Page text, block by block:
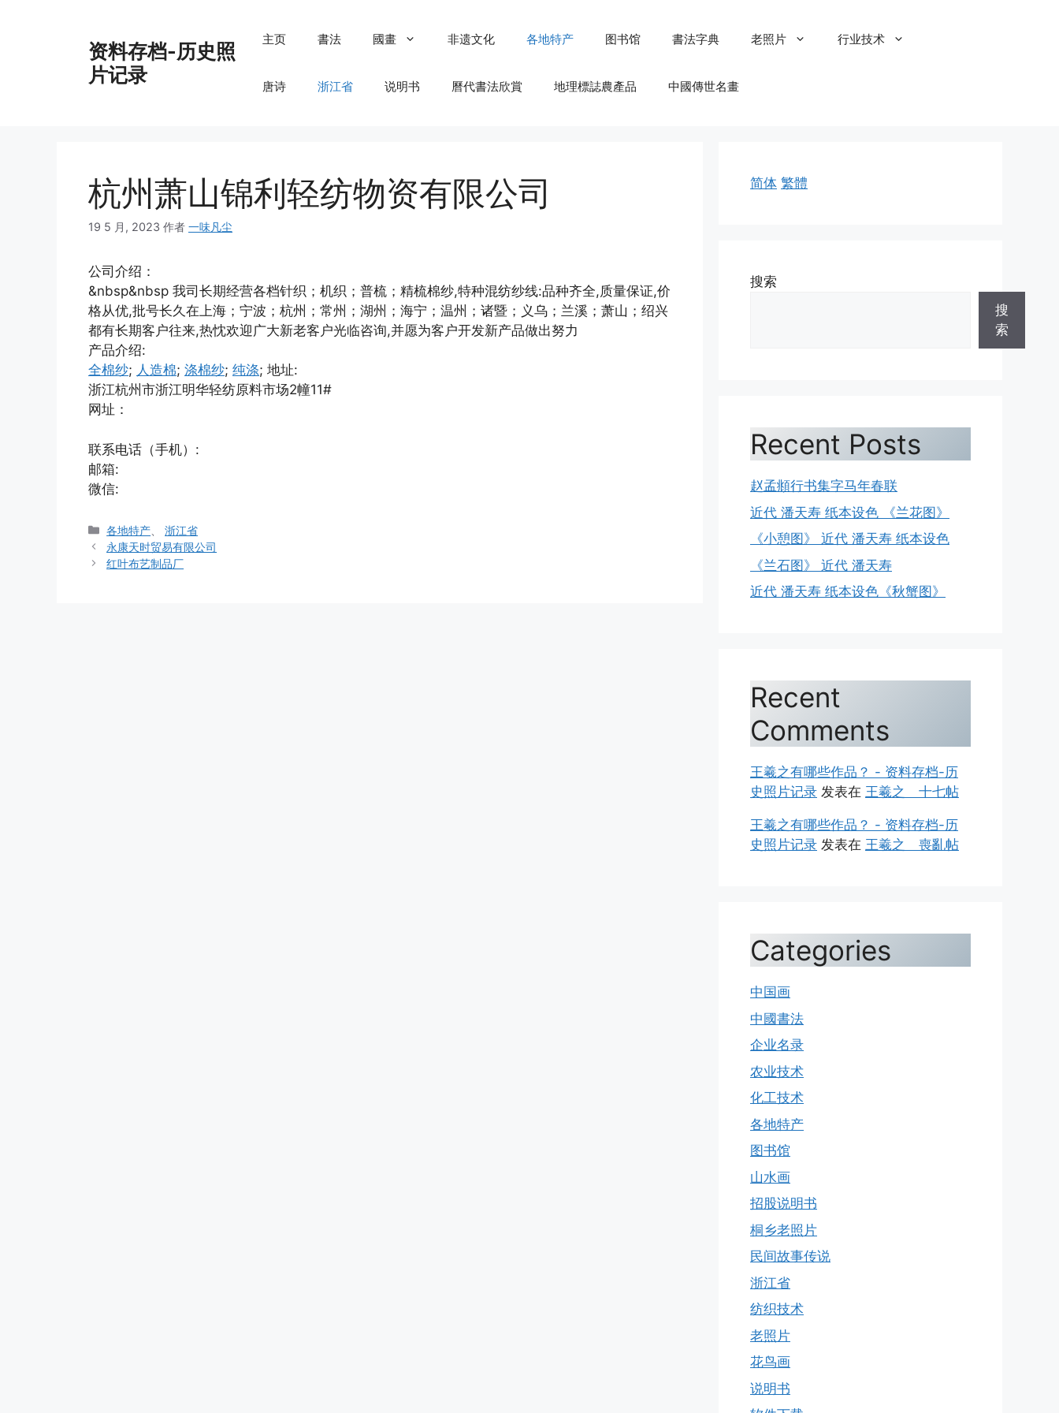
资料存档-历史照
片记录
主页 書法 國畫 非遗文化 各地特产 图书馆 書法字典 老照片 行业技术
唐诗 浙江省 说明书 曆代書法欣賞 地理標誌農產品 中國傳世名畫
杭州萧山锦利轻纺物资有限公司
19 5 月, 2023 作者 一味凡尘
公司介绍：
&nbsp&nbsp 我司长期经营各档针织；机织；普梳；精梳棉纱,特种混纺纱线:品种齐全,质量保证,价
格从优,批号长久在上海；宁波；杭州；常州；湖州；海宁；温州；诸暨；义乌；兰溪；萧山；绍兴
都有长期客户往来,热忱欢迎广大新老客户光临咨询,并愿为客户开发新产品做出努力
产品介绍:
全棉纱; 人造棉; 涤棉纱; 纯涤; 地址:
浙江杭州市浙江明华轻纺原料市场2幢11#
网址：
联系电话（手机）:
邮箱:
微信:
分
类
各地特产 、浙江省
永康天时贸易有限公司
红叶布艺制品厂
简体 繁體
搜索
搜
索
Recent Posts
赵孟頫行书集字马年春联
近代 潘天寿 纸本设色 《兰花图》
《小憩图》 近代 潘天寿 纸本设色
《兰石图》 近代 潘天寿
近代 潘天寿 纸本设色《秋蟹图》
Recent
Comments
王羲之有哪些作品？ - 资料存档-历
史照片记录 发表在 王羲之 十七帖
王羲之有哪些作品？ - 资料存档-历
史照片记录 发表在 王羲之 喪亂帖
Categories
中国画
中國書法
企业名录
农业技术
化工技术
各地特产
图书馆
山水画
招股说明书
桐乡老照片
民间故事传说
浙江省
纺织技术
老照片
花鸟画
说明书